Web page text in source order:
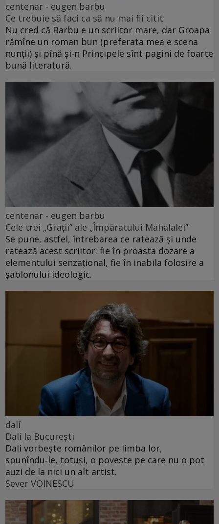
centenar - eugen barbu
Ce trebuie să faci ca să nu mai fii citit
Nu cred că Barbu e un scriitor mare, dar Groapa
rămîne un roman bun (preferata mea e scena
nunții) și pînă și-n Principele sînt pagini de foarte
bună literatură.
centenar - eugen barbu
Cele trei „Grații” ale „Împăratului Mahalalei”
Se pune, astfel, întrebarea ce ratează și unde
ratează acest scriitor: fie în proasta dozare a
elementului senzațional, fie în inabila folosire a
șablonului ideologic.
dalí
Dalí la București
Dalí vorbește românilor pe limba lor,
spunîndu‑le, totuși, o poveste pe care nu o pot
auzi de la nici un alt artist.
Sever VOINESCU